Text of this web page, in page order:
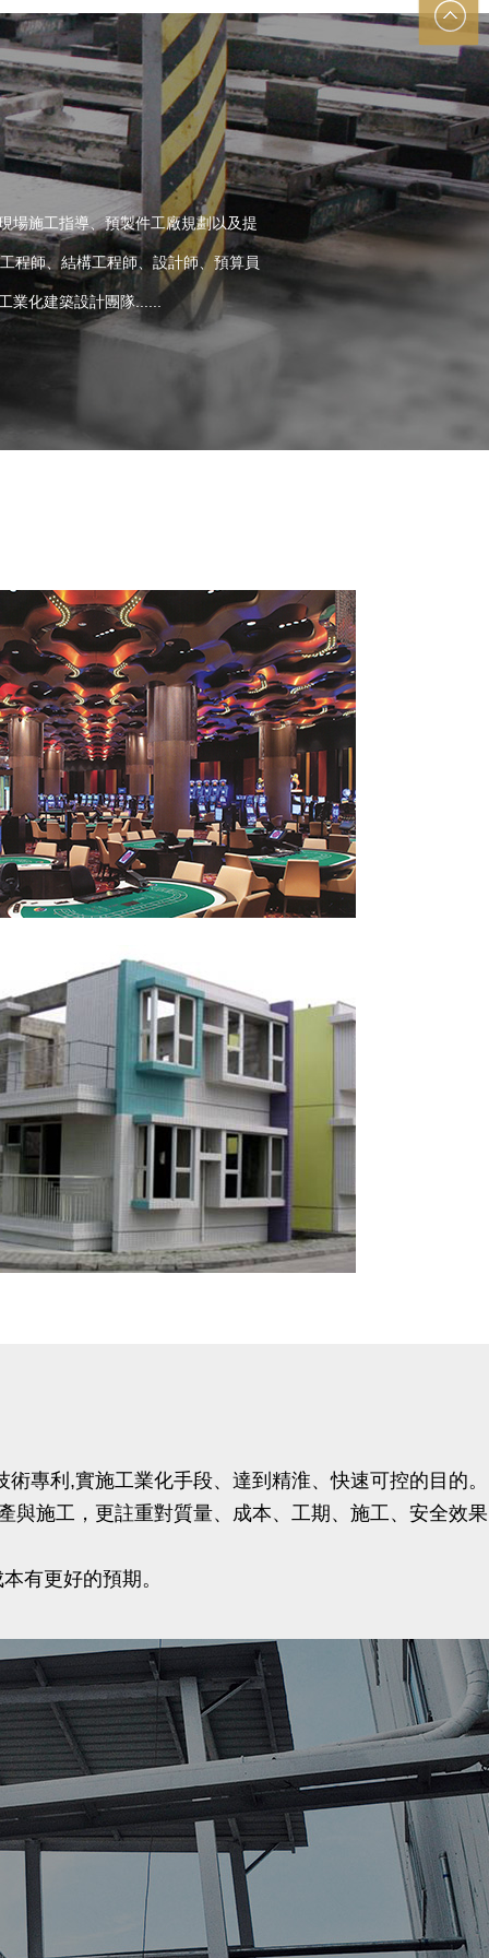
場施工指導、預製件工廠規劃以及提
程師、結構工程師、設計師、預算員
業化建築設計團隊......
專利,實施工業化手段、達到精淮、快速可控的目的。
與施工，更註重對質量、成本、工期、施工、安全效果
有更好的預期。